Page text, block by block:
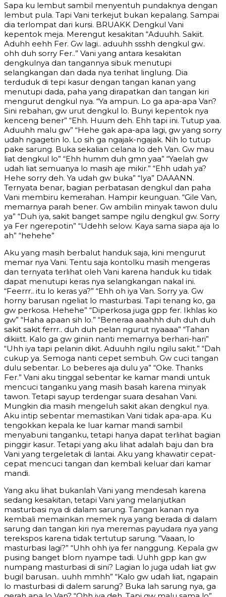
Sapa ku lembut sambil menyentuh pundaknya dengan
lembut pula. Tapi Vani terkejut bukan kepalang. Sampai
dia terlompat dari kursi. BRUAKK Dengkul Vani
kepentok meja. Merengut kesakitan “Aduuhh. Sakiit.
Aduhh eehh Fer. Gw lagi.. aduuhh ssshh dengkul gw..
ohh duh sorry Fer..” Vani yang antara kesakitan
dengkulnya dan tangannya sibuk menutupi
selangkangan dan dada nya terihat linglung. Dia
terduduk di tepi kasur dengan tangan kanan yang
menutupi dada, paha yang dirapatkan dan tangan kiri
mengurut dengkul nya. “Ya ampun. Lo ga apa-apa Van?
Sini rebahan, gw urut dengkul lo. Bunyi kepentok nya
kenceng bener” “Ehh. Huum deh. Ehh tapi ini. Tutup yaa.
Aduuhh malu gw” “Hehe gak apa-apa lagi, gw yang sorry
udah ngagetin lo. Lo sih ga ngajak-ngajak. Nih lo tutup
pake sarung. Buka sekalian celana lo deh Van. Gw mau
liat dengkul lo” “Ehh humm duh gmn yaa” “Yaelah gw
udah liat semuanya lo masih aje mikir.” “Ehh udah ya?
Hehe sorry deh. Ya udah gw buka” “Iya” DAAANN.
Ternyata benar, bagian perbatasan dengkul dan paha
Vani membiru kemerahan. Hampir keunguan. “Gile Van,
memarnya parah bener. Gw ambilin minyak tawon dulu
ya” “Duh iya, sakit banget sampe ngilu dengkul gw. Sorry
ya Fer ngerepotin” “Udehh selow. Kaya sama siapa aja lo
ah” “hehehe”
Aku yang masih berbalut handuk saja, kini mengurut
memar nya Vani. Tentu saja kontolku masih mengeras
dan ternyata terlihat oleh Vani karena handuk ku tidak
dapat menutupi keras nya selangkangan nakal ini.
“Feerrr.. itu lo keras ya?” “Ehh oh iya Van. Sorry ya. Gw
horny barusan ngeliat lo masturbasi. Tapi tenang ko, ga
gw perkosa. Hehehe” “Diperkosa juga gpp fer. Ikhlas ko
gw” “Haha apaan sih lo.” “Beneraa aaahhh duh duh duh
sakit sakit ferrr.. duh duh pelan ngurut nyaaaa” “Tahan
dikiiitt. Kalo ga gw giniin nanti memarnya berhari-hari”
“Uhh iya tapi pelanin dikit. Aduuhh ngilu ngilu sakit.” “Dah
cukup ya. Semoga nanti cepet sembuh. Gw cuci tangan
dulu sebentar. Lo beberes aja dulu ya” “Oke. Thanks
Fer.” Vani aku tinggal sebentar ke kamar mandi untuk
mencuci tanganku yang masih basah karena minyak
tawon. Tetapi sayup terdengar suara desahan Vani.
Mungkin dia masih mengeluh sakit akan dengkul nya.
Aku intip sebentar memastikan Vani tidak apa-apa. Ku
tengokkan kepala ke luar kamar mandi sambil
menyabuni tanganku, tetapi hanya dapat terlihat bagian
pinggir kasur. Tetapi yang aku lihat adalah baju dan bra
Vani yang tergeletak di lantai. Aku yang khawatir cepat-
cepat mencuci tangan dan kembali keluar dari kamar
mandi.
Yang aku lihat bukanlah Vani yang mendesah karena
sedang kesakitan, tetapi Vani yang melanjutkan
masturbasi nya di dalam sarung. Tangan kanan nya
kembali memainkan memek nya yang berada di dalam
sarung dan tangan kiri nya meremas payudara nya yang
terekspos karena tidak tertutup sarung. “Vaaan, lo
masturbasi lagi?” “Uhh ohh iya fer nanggung. Kepala gw
pusing banget blom nyampe tadi. Uuhh gpp kan gw
numpang masturbasi di sini? Lagian lo juga udah liat gw
bugil barusan.. uuhh mmhh” “Kalo gw udah liat, ngapain
lo masturbasi di dalem sarung? Buka lah sarung nya, ga